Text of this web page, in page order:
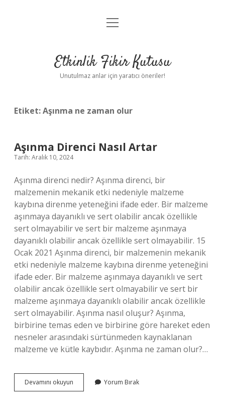
Anasayfa
Yasal Uyarı
menüyü
Etkinlik Fikir Kutusu
Unutulmaz anlar için yaratıcı öneriler!
Etiket:Aşınma ne zaman olur
Aşınma Direnci Nasıl Artar
Tarih: Aralık 10, 2024
Aşınma direnci nedir? Aşınma direnci, bir
malzemenin mekanik etki nedeniyle malzeme
kaybına direnme yeteneğini ifade eder. Bir malzeme
aşınmaya dayanıklı ve sert olabilir ancak özellikle
sert olmayabilir ve sert bir malzeme aşınmaya
dayanıklı olabilir ancak özellikle sert olmayabilir. 15
Ocak 2021 Aşınma direnci, bir malzemenin mekanik
etki nedeniyle malzeme kaybına direnme yeteneğini
ifade eder. Bir malzeme aşınmaya dayanıklı ve sert
olabilir ancak özellikle sert olmayabilir ve sert bir
malzeme aşınmaya dayanıklı olabilir ancak özellikle
sert olmayabilir. Aşınma nasıl oluşur? Aşınma,
birbirine temas eden ve birbirine göre hareket eden
nesneler arasındaki sürtünmeden kaynaklanan
malzeme ve kütle kaybıdır. Aşınma ne zaman olur?…
Devamını okuyun
Direnci
Yorum Bırak